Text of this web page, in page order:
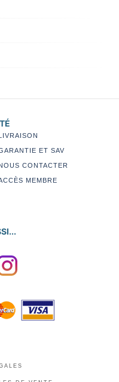
ET SAV
CONTACTER
MEMBRE